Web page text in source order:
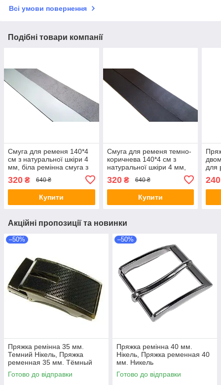
Всі умови повернення
Подібні товари компанії
Смуга для ременя 140*4
см з натуральної шкіри 4
мм, біла ремінна смуга з
1400*40 мм, біла
320 ₴ 640 ₴
Купити
Смуга для ременя темно-
коричнева 140*4 см з
натуральної шкіри 4 мм,
ремінна полоса 1400*40
мм, темно-коричнева
320₴ 640 ₴
Купити
для
240
Акційні пропозиції та новинки
–50%
Пряжка ремінна 35 мм.
Темний Нікель, Пряжка
ременная 35 мм. Тёмный
Никель
Готово до відправки
–50%
Пряжка ремінна 40 мм.
Нікель, Пряжка ременная 40
мм. Никель
Готово до відправки